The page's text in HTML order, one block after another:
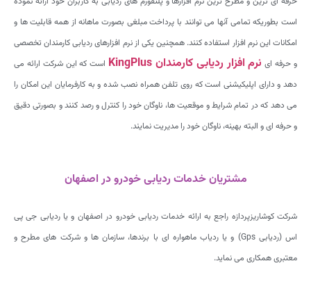
است بطوریکه تمامی آنها می توانند با پرداخت مبلغی بصورت ماهانه از همه قابلیت ها و
امکانات این نرم افزار استفاده کنند. همچنین یکی از نرم افزارهای ردیابی کارمندان تخصصی
و حرفه ای نرم افزار ردیابی کارمندان
است که این شرکت ارائه می
دهد و دارای اپلیکیشنی است که روی تلفن همراه نصب شده و به کارفرمایان این امکان را
می دهد که در تمام شرایط و موقعیت ها، ناوگان خود را کنترل و رصد کنند و بصورتی دقیق
و حرفه ای و البته بهینه، ناوگان خود را مدیریت نمایند.
مشتریان خدمات ردیابی خودرو در اصفهان
شرکت کوشاریزپردازه راجع به ارائه خدمات ردیابی خودرو در اصفهان و یا ردیابی جی پی
اس (ردیابی Gps) و یا ردیاب ماهواره ای با برندها، سازمان ها و شرکت های مطرح و
معتبری همکاری می نماید.